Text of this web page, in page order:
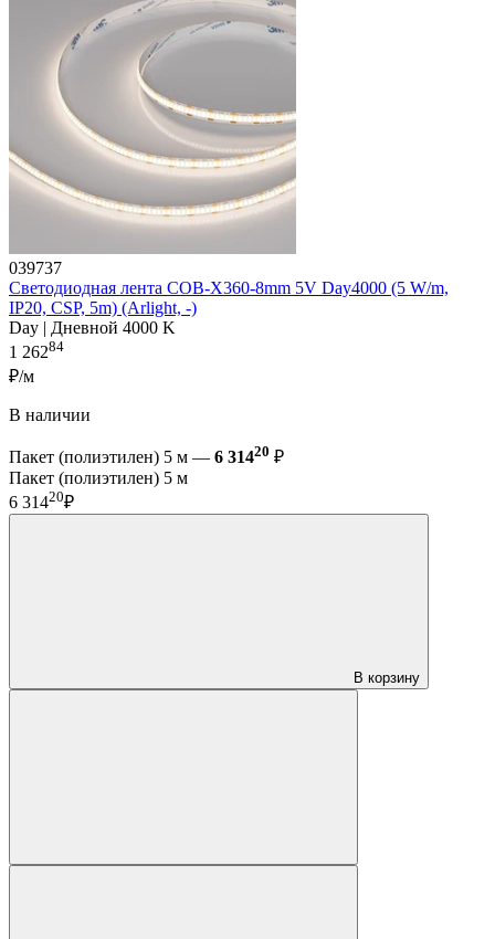
039737
Светодиодная лента COB-X360-8mm 5V Day4000 (5 W/m,
IP20, CSP, 5m) (Arlight, -)
Day | Дневной 4000 K
1 26284
₽/м
В наличии
Пакет (полиэтилен) 5 м — 6 31420 ₽
Пакет (полиэтилен) 5 м
6 31420₽
В корзину